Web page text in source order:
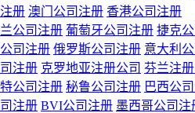
册 澳门公司注册 香港公司注册
公司注册 葡萄牙公司注册 捷克
司注册 俄罗斯公司注册 意大利
注册 克罗地亚注册公司 芬兰注
公司注册 秘鲁公司注册 巴西公
注册 BVI公司注册 墨西哥公司注